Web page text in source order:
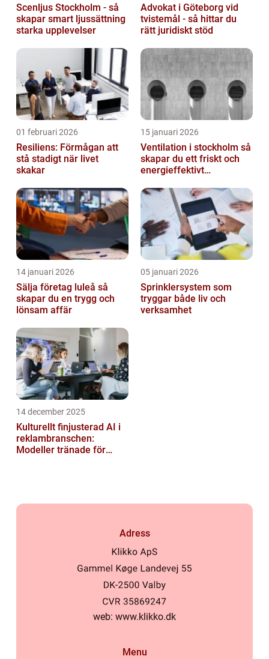
Scenljus Stockholm - så
skapar smart ljussättning
starka upplevelser
Advokat i Göteborg vid
tvistemål - så hittar du
rätt juridiskt stöd
01 februari 2026
Resiliens: Förmågan att
stå stadigt när livet
skakar
15 januari 2026
Ventilation i stockholm så
skapar du ett friskt och
energieffektivt
14 januari 2026
Sälja företag luleå så
skapar du en trygg och
lönsam affär
05 januari 2026
Sprinklersystem som
tryggar både liv och
verksamhet
14 december 2025
Kulturellt finjusterad AI i
reklambranschen:
Modeller tränade för
Adress
web: www.klikko.dk
Menu